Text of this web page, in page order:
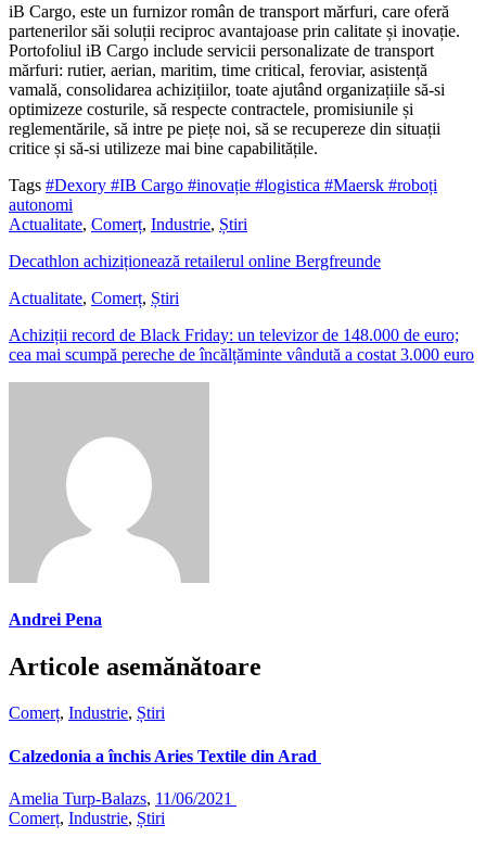
iB Cargo, este un furnizor român de transport mărfuri, care oferă
partenerilor săi soluții reciproc avantajoase prin calitate și inovație.
Portofoliul iB Cargo include servicii personalizate de transport
mărfuri: rutier, aerian, maritim, time critical, feroviar, asistență
vamală, consolidarea achizițiilor, toate ajutând organizațiile să-si
optimizeze costurile, să respecte contractele, promisiunile și
reglementările, să intre pe piețe noi, să se recupereze din situații
critice și să-si utilizeze mai bine capabilitățile.
Tags #Dexory #IB Cargo #inovație #logistica #Maersk #roboți
autonomi
Actualitate, Comerț, Industrie, Știri
Decathlon achiziționează retailerul online Bergfreunde
Actualitate, Comerț, Știri
Achiziții record de Black Friday: un televizor de 148.000 de euro;
cea mai scumpă pereche de încălțăminte vândută a costat 3.000 euro
Andrei Pena
Articole asemănătoare
Comerț, Industrie, Știri
Calzedonia a închis Aries Textile din Arad
Amelia Turp-Balazs, 11/06/2021
Comerț, Industrie, Știri